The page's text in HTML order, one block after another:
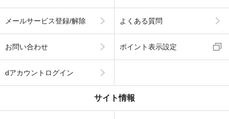
メールサービス登録/解除 よくある質問
お問い合わせ ポイント表示設定
dアカウントログイン
サイト情報